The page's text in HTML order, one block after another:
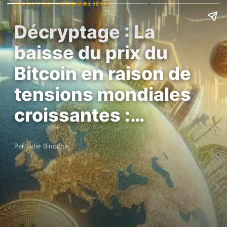
ANALYSE JOURNALIÈRE
Décryptage : La
baisse du prix du
Bitcoin en raison de
tensions mondiales
croissantes :…
Par Julie Binoche